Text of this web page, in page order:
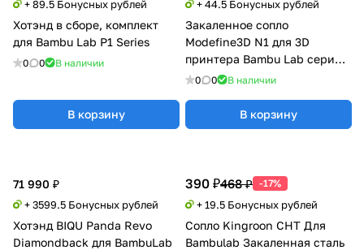
+ 89.5 Бонусных рублей
Хотэнд в сборе, комплект
для Bambu Lab P1 Series
0 0 В наличии
В корзину
+ 44.5 Бонусных рублей
Закаленное сопло
Modefine3D N1 для 3D
принтера Bambu Lab серии
X1/P1
0 0 В наличии
В корзину
390 ₽468 ₽ -17%
+ 19.5 Бонусных рублей
Сопло Kingroon CHT Для
Bambulab Закаленная сталь
71 990 ₽
+ 3599.5 Бонусных рублей
Хотэнд BIQU Panda Revo
Diamondback для BambuLab